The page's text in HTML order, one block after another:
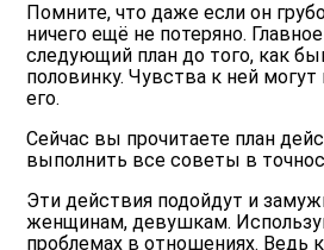
Помните, что даже если он
ничего ещё не потеряно.
следующий план до того, как
половинку. Чувства к ней
его.
Сейчас вы прочитаете план
выполнить все советы в
Эти действия подойдут и
женщинам, девушкам.
проблемах в отношениях. Ведь